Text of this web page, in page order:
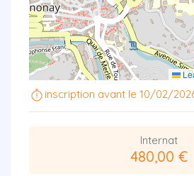
inscription avant le 10/02/
Internat
480,00 €